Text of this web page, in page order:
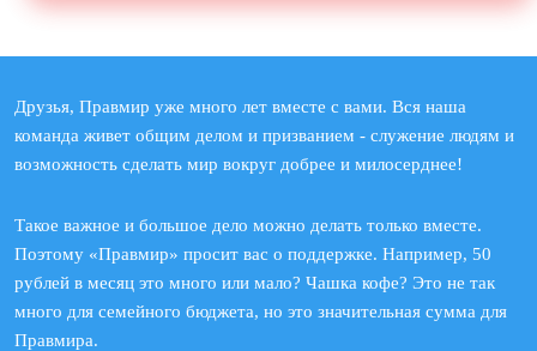
Друзья, Правмир уже много лет вместе с вами. Вся наша
команда живет общим делом и призванием - служение людям и
возможность сделать мир вокруг добрее и милосерднее!
Такое важное и большое дело можно делать только вместе.
Поэтому «Правмир» просит вас о поддержке. Например, 50
рублей в месяц это много или мало? Чашка кофе? Это не так
много для семейного бюджета, но это значительная сумма для
Правмира.